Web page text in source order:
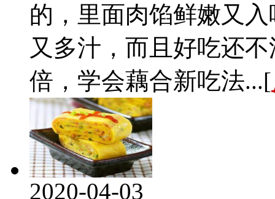
的，里面肉馅鲜嫩又
又多汁，而且好吃还
倍，学会藕合新吃法...[
2020-04-03